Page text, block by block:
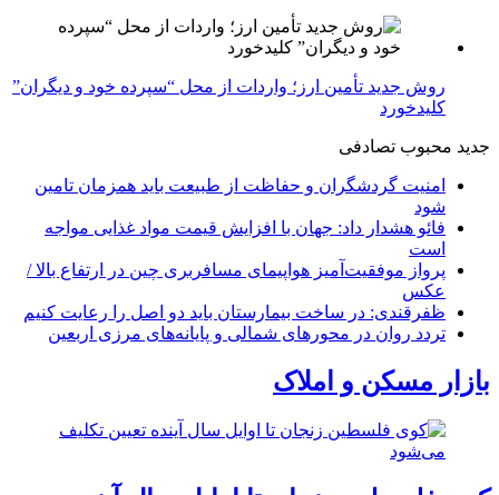
روش جدید تأمین ارز؛ واردات از محل “سپرده خود و دیگران”
کلیدخورد
جدید محبوب تصادفی
امنیت گردشگران و حفاظت از طبیعت باید همزمان تامین
شود
فائو هشدار داد: جهان با افزایش قیمت مواد غذایی مواجه
است
پرواز موفقیت‌آمیز هواپیمای مسافربری چین در ارتفاع بالا /
عکس
ظفرقندی: در ساخت بیمارستان باید دو اصل را رعایت کنیم
تردد روان در محورهای شمالی و پایانه‌های مرزی اربعین
بازار مسکن و املاک